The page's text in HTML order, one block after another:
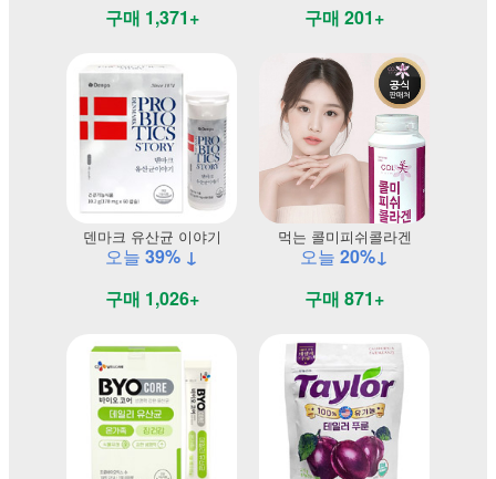
구매 1,371+
구매 201+
덴마크 유산균 이야기
오늘 39% ↓
구매 1,026+
먹는 콜미피쉬콜라겐
오늘 20%↓
구매 871+